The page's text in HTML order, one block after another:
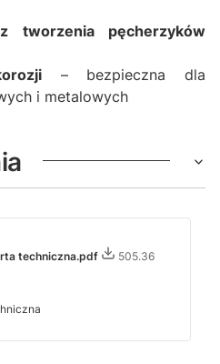
tworzenia pęcherzyków
– bezpieczna dla
i metalowych
techniczna.pdf
505.36